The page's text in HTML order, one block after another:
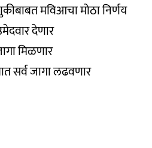
मविआचा मोठा निर्णय
देणार
मिळणार
सर्व जागा लढवणार